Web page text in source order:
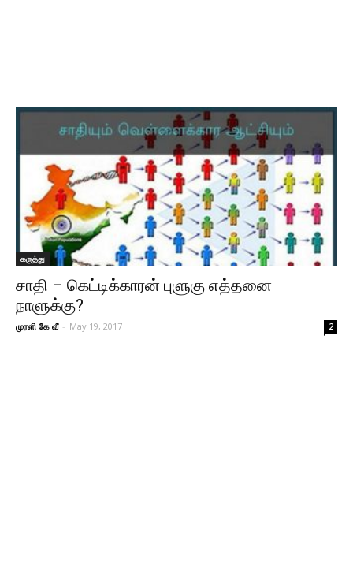
கருத்து
சாதி – கெட்டிக்காரன் புளுகு எத்தனை
நாளுக்கு?
முரளி கே வீ - May 19, 2017 2